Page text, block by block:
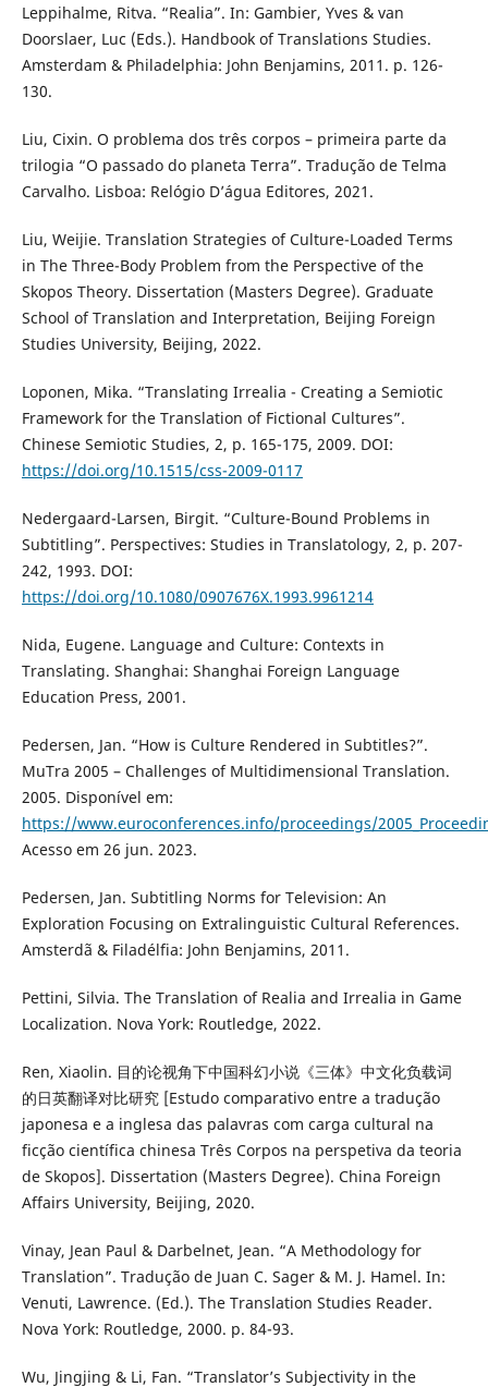
Leppihalme, Ritva. “Realia”. In: Gambier, Yves & van
Doorslaer, Luc (Eds.). Handbook of Translations Studies.
Amsterdam & Philadelphia: John Benjamins, 2011. p. 126-
130.
Liu, Cixin. O problema dos três corpos – primeira parte da
trilogia “O passado do planeta Terra”. Tradução de Telma
Carvalho. Lisboa: Relógio D’água Editores, 2021.
Liu, Weijie. Translation Strategies of Culture-Loaded Terms
in The Three-Body Problem from the Perspective of the
Skopos Theory. Dissertation (Masters Degree). Graduate
School of Translation and Interpretation, Beijing Foreign
Studies University, Beijing, 2022.
Loponen, Mika. “Translating Irrealia - Creating a Semiotic
Framework for the Translation of Fictional Cultures”.
Chinese Semiotic Studies, 2, p. 165-175, 2009. DOI:
https://doi.org/10.1515/css-2009-0117
Nedergaard-Larsen, Birgit. “Culture-Bound Problems in
Subtitling”. Perspectives: Studies in Translatology, 2, p. 207-
242, 1993. DOI:
https://doi.org/10.1080/0907676X.1993.9961214
Nida, Eugene. Language and Culture: Contexts in
Translating. Shanghai: Shanghai Foreign Language
Education Press, 2001.
Pedersen, Jan. “How is Culture Rendered in Subtitles?”.
MuTra 2005 – Challenges of Multidimensional Translation.
2005. Disponível em:
https://www.euroconferences.info/proceedings/
Acesso em 26 jun. 2023.
Pedersen, Jan. Subtitling Norms for Television: An
Exploration Focusing on Extralinguistic Cultural References.
Amsterdã & Filadélfia: John Benjamins, 2011.
Pettini, Silvia. The Translation of Realia and Irrealia in Game
Localization. Nova York: Routledge, 2022.
Ren, Xiaolin. 目的论视角下中国科幻小说《三体》中文化负载词
的日英翻译对比研究 [Estudo comparativo entre a tradução
japonesa e a inglesa das palavras com carga cultural na
ficção científica chinesa Três Corpos na perspetiva da teoria
de Skopos]. Dissertation (Masters Degree). China Foreign
Affairs University, Beijing, 2020.
Vinay, Jean Paul & Darbelnet, Jean. “A Methodology for
Translation”. Tradução de Juan C. Sager & M. J. Hamel. In:
Venuti, Lawrence. (Ed.). The Translation Studies Reader.
Nova York: Routledge, 2000. p. 84-93.
Wu, Jingjing & Li, Fan. “Translator’s Subjectivity in the